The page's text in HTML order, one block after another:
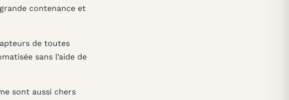
contenance et
de toutes
sans l’aide de
sont aussi chers